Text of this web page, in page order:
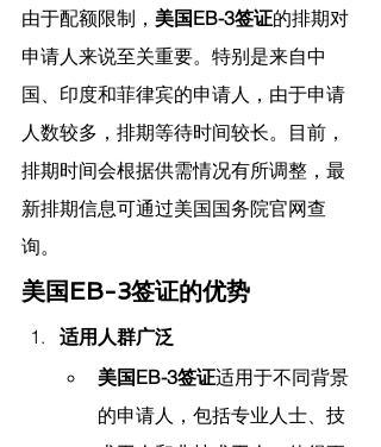
由于配额限制， 美国EB-3签证的排期对
申请人来说至关重要。特别是来自中
国、印度和菲律宾的申请人，由于申请
人数较多，排期等待时间较长。目前，
排期时间会根据供需情况有所调整，最
新排期信息可通过美国国务院官网查
询。
美国EB-3签证的优势
适用人群广泛
美国EB-3签证适用于不同背景
的申请人，包括专业人士、技